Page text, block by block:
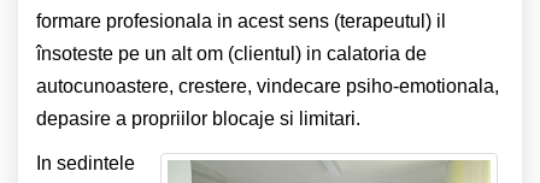
formare profesionala in acest sens (terapeutul) il
însoteste pe un alt om (clientul) in calatoria de
autocunoastere, crestere, vindecare psiho-emotionala,
depasire a propriilor blocaje si limitari.
In sedintele